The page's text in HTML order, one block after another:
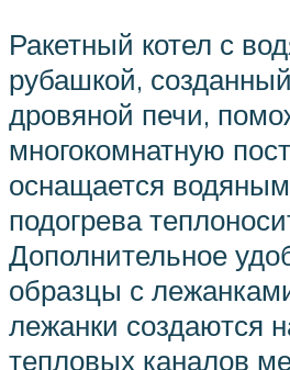
Ракетный котел с
рубашкой,
дровяной печи,
многокомнатную
оснащается
подогрева
Дополнительное
образцы с
лежанки создаются
тепловых каналов